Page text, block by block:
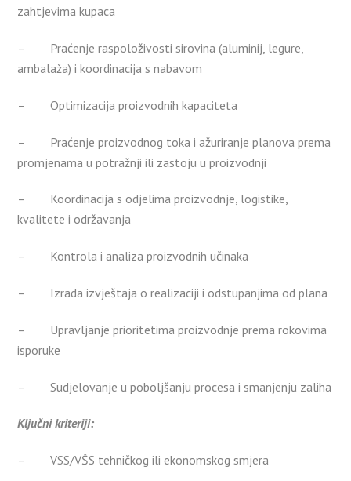
zahtjevima kupaca
– Praćenje raspoloživosti sirovina (aluminij, legure,
ambalaža) i koordinacija s nabavom
– Optimizacija proizvodnih kapaciteta
– Praćenje proizvodnog toka i ažuriranje planova prema
promjenama u potražnji ili zastoju u proizvodnji
– Koordinacija s odjelima proizvodnje, logistike,
kvalitete i održavanja
– Kontrola i analiza proizvodnih učinaka
– Izrada izvještaja o realizaciji i odstupanjima od plana
– Upravljanje prioritetima proizvodnje prema rokovima
isporuke
– Sudjelovanje u poboljšanju procesa i smanjenju zaliha
Ključni kriteriji:
– VSS/VŠS tehničkog ili ekonomskog smjera